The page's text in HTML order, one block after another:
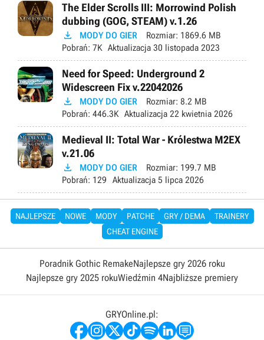
The Elder Scrolls III: Morrowind Polish
dubbing (GOG, STEAM) v.1.26
 MODY DO GIER Rozmiar: 1869.6 MB
Pobrań: 7K Aktualizacja 30 listopada 2023
Need for Speed: Underground 2
Widescreen Fix v.22042026
 MODY DO GIER Rozmiar: 8.2 MB
Pobrań: 446.3K Aktualizacja 22 kwietnia 2026
Medieval II: Total War - Królestwa M2EX
v.21.06
 MODY DO GIER Rozmiar: 199.7 MB
Pobrań: 129 Aktualizacja 5 lipca 2026
NAJLEPSZE NOWE MODY PATCHE GRY / DEMA
TRAINERY
CHEAT ENGINE
Poradnik Gothic RemakeNajlepsze gry 2026 roku
Najlepsze gry 2025 rokuWiedźmin 4Najbliższe premiery
GRYOnline.pl: